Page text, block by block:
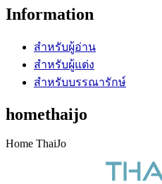
Information
สำหรับผู้อ่าน
สำหรับผู้แต่ง
สำหรับบรรณารักษ์
homethaijo
Home ThaiJo